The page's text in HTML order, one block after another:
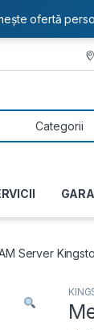
Server
ofertă